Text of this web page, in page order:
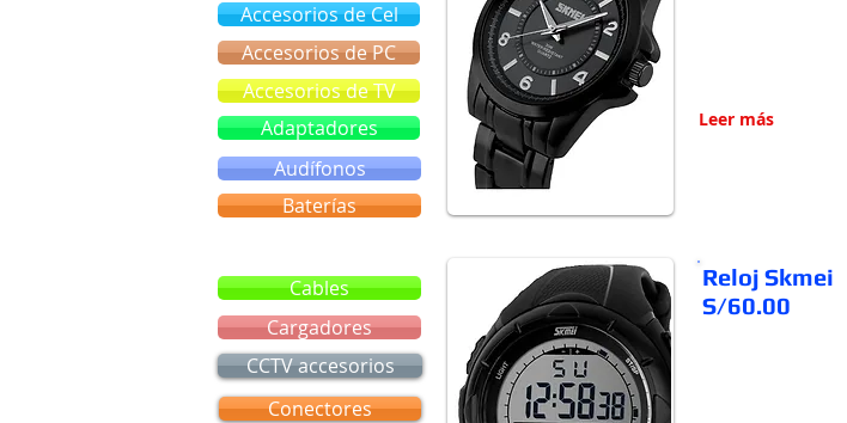
Leer más
Reloj Skmei
S/60.00
Accesorios de PC
Accesorios de TV
Audífonos
Cables
Adaptadores
Accesorios de Cel
Baterías
Cargadores
CCTV accesorios
Conectores